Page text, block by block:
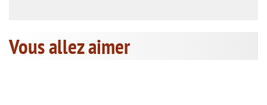
Vous allez aimer